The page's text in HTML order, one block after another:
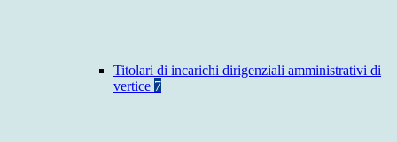
Titolari di incarichi dirigenziali amministrativi di
vertice 7